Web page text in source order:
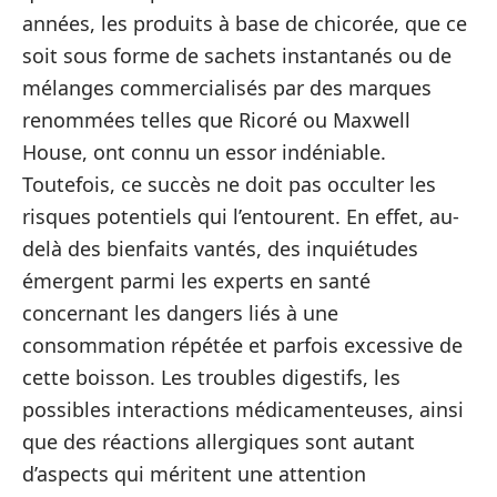
années, les produits à base de chicorée, que ce
soit sous forme de sachets instantanés ou de
mélanges commercialisés par des marques
renommées telles que Ricoré ou Maxwell
House, ont connu un essor indéniable.
Toutefois, ce succès ne doit pas occulter les
risques potentiels qui l’entourent. En effet, au-
delà des bienfaits vantés, des inquiétudes
émergent parmi les experts en santé
concernant les dangers liés à une
consommation répétée et parfois excessive de
cette boisson. Les troubles digestifs, les
possibles interactions médicamenteuses, ainsi
que des réactions allergiques sont autant
d’aspects qui méritent une attention